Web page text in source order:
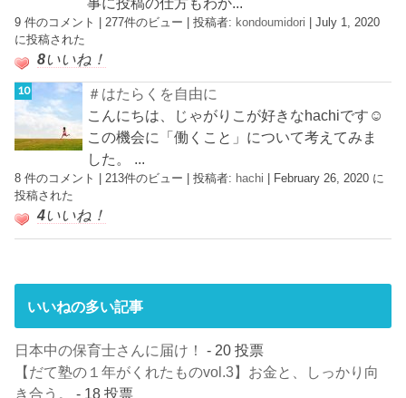
9 件のコメント |277件のビュー |投稿者: kondoumidori |July 1, 2020
に投稿された
8いいね！
＃はたらくを自由に
こんにちは、じゃがりこが好きなhachiです☺︎
この機会に「働くこと」について考えてみま
した。 ...
8 件のコメント |213件のビュー |投稿者: hachi
February 26, 2020 に
投稿された
4いいね！
いいねの多い記事
日本中の保育士さんに届け！
- 20 投票
【だて塾の１年がくれたものvol.3】お金と、しっかり向
き合う。
- 18 投票